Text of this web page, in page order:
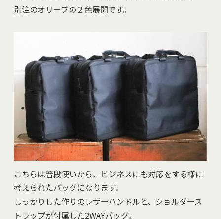
別注のオリーブの２色展開です。
こちらは普段使いから、ビジネスにも対応をする様に
考えられたバッグになります。
しっかりした作りのレザーハンドルと、ショルダース
トラップが付属した2WAYバッグ。